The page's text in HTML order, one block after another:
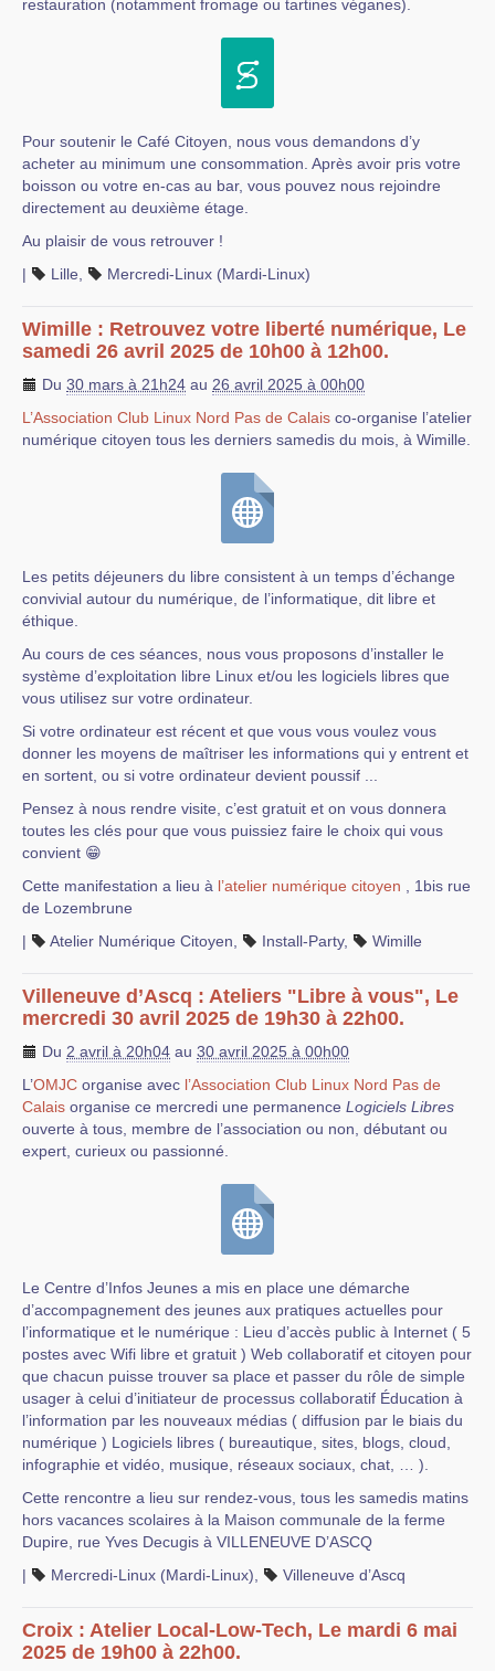
restauration (notamment fromage ou tartines véganes).
Pour soutenir le Café Citoyen, nous vous demandons d’y
acheter au minimum une consommation. Après avoir pris votre
boisson ou votre en-cas au bar, vous pouvez nous rejoindre
directement au deuxième étage.
Au plaisir de vous retrouver !
|
Lille Mercredi-Linux (Mardi-Linux)
Wimille : Retrouvez votre liberté numérique, Le
samedi 26 avril 2025 de 10h00 à 12h00.
Du 30 mars à 21h24 au 26 avril 2025 à 00h00
L’Association Club Linux Nord Pas de Calais co-organise l’atelier
numérique citoyen tous les derniers samedis du mois, à Wimille.
Les petits déjeuners du libre consistent à un temps d’échange
convivial autour du numérique, de l’informatique, dit libre et
éthique.
Au cours de ces séances, nous vous proposons d’installer le
système d’exploitation libre Linux et/ou les logiciels libres que
vous utilisez sur votre ordinateur.
Si votre ordinateur est récent et que vous vous voulez vous
donner les moyens de maîtriser les informations qui y entrent et
en sortent, ou si votre ordinateur devient poussif ...
Pensez à nous rendre visite, c’est gratuit et on vous donnera
toutes les clés pour que vous puissiez faire le choix qui vous
convient 😁
Cette manifestation a lieu à l’atelier numérique citoyen , 1bis rue
de Lozembrune
|
Atelier Numérique Citoyen Install-Party, Wimille
Villeneuve d’Ascq : Ateliers "Libre à vous", Le
mercredi 30 avril 2025 de 19h30 à 22h00.
Du 2 avril à 20h04 au 30 avril 2025 à 00h00
L’OMJC organise avec l’Association Club Linux Nord Pas de
Calais organise ce mercredi une permanence Logiciels Libres
ouverte à tous, membre de l’association ou non, débutant ou
expert, curieux ou passionné.
Le Centre d’Infos Jeunes a mis en place une démarche
d’accompagnement des jeunes aux pratiques actuelles pour
l’informatique et le numérique : Lieu d’accès public à Internet ( 5
postes avec Wifi libre et gratuit ) Web collaboratif et citoyen pour
que chacun puisse trouver sa place et passer du rôle de simple
usager à celui d’initiateur de processus collaboratif Éducation à
l’information par les nouveaux médias ( diffusion par le biais du
numérique ) Logiciels libres ( bureautique, sites, blogs, cloud,
infographie et vidéo, musique, réseaux sociaux, chat, … ).
Cette rencontre a lieu sur rendez-vous, tous les samedis matins
hors vacances scolaires à la Maison communale de la ferme
Dupire, rue Yves Decugis à VILLENEUVE D’ASCQ
|
Mercredi-Linux (Mardi-Linux) Villeneuve d’Ascq
Croix : Atelier Local-Low-Tech, Le mardi 6 mai
2025 de 19h00 à 22h00.